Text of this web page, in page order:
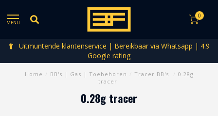
MENU
0
Uitmuntende klantenservice | Bereikbaar via Whatsapp | 4.9
Google rating
Home BB's | Gas | Toebehoren Tracer BB's
0.28g
tracer
0.28g tracer